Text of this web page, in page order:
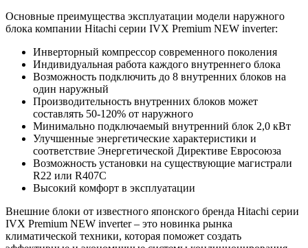
Основные преимущества эксплуатации модели наружного
блока компании Hitachi серии IVX Premium NEW inverter:
Инверторный компрессор современного поколения
Индивидуальная работа каждого внутреннего блока
Возможность подключить до 8 внутренних блоков на
один наружный
Производительность внутренних блоков может
составлять 50-120% от наружного
Минимально подключаемый внутренний блок 2,0 кВт
Улучшенные энергетические характеристики и
соответствие Энергетической Директиве Евросоюза
Возможность установки на существующие магистрали
R22 или R407C
Высокий комфорт в эксплуатации
Внешние блоки от известного японского бренда Hitachi серии
IVX Premium NEW inverter – это новинка рынка
климатической техники, которая поможет создать